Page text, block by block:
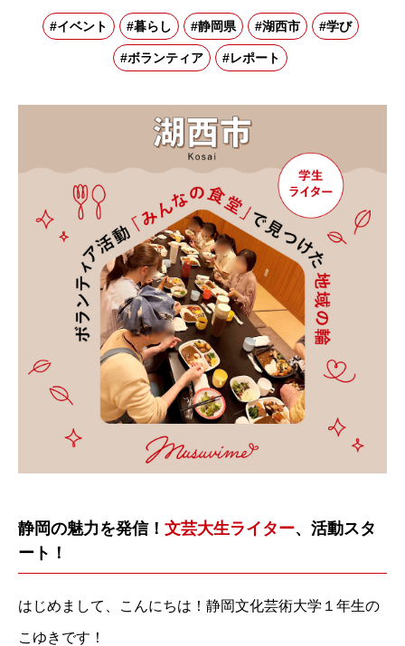
#イベント #暮らし #静岡県 #湖西市 #学び
#ボランティア #レポート
静岡の魅力を発信！ 文芸大生ライター、活動スタ
ート！
はじめまして、こんにちは！静岡文化芸術大学１年生の
こゆきです！